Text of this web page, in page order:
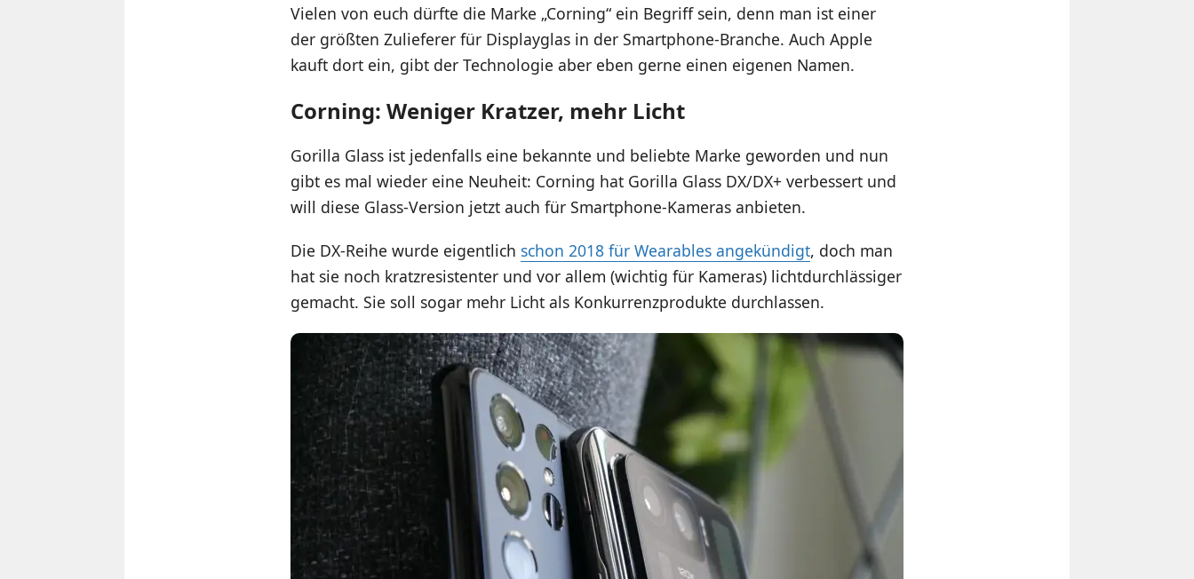
Vielen von euch dürfte die Marke „Corning“ ein Begriff sein, denn man ist einer
der größten Zulieferer für Displayglas in der Smartphone-Branche. Auch Apple
kauft dort ein, gibt der Technologie aber eben gerne einen eigenen Namen.
Corning: Weniger Kratzer, mehr Licht
Gorilla Glass ist jedenfalls eine bekannte und beliebte Marke geworden und nun
gibt es mal wieder eine Neuheit: Corning hat Gorilla Glass DX/DX+ verbessert und
will diese Glass-Version jetzt auch für Smartphone-Kameras anbieten.
Die DX-Reihe wurde eigentlich schon 2018 für Wearables angekündigt, doch man
hat sie noch kratzresistenter und vor allem (wichtig für Kameras) lichtdurchlässiger
gemacht. Sie soll sogar mehr Licht als Konkurrenzprodukte durchlassen.